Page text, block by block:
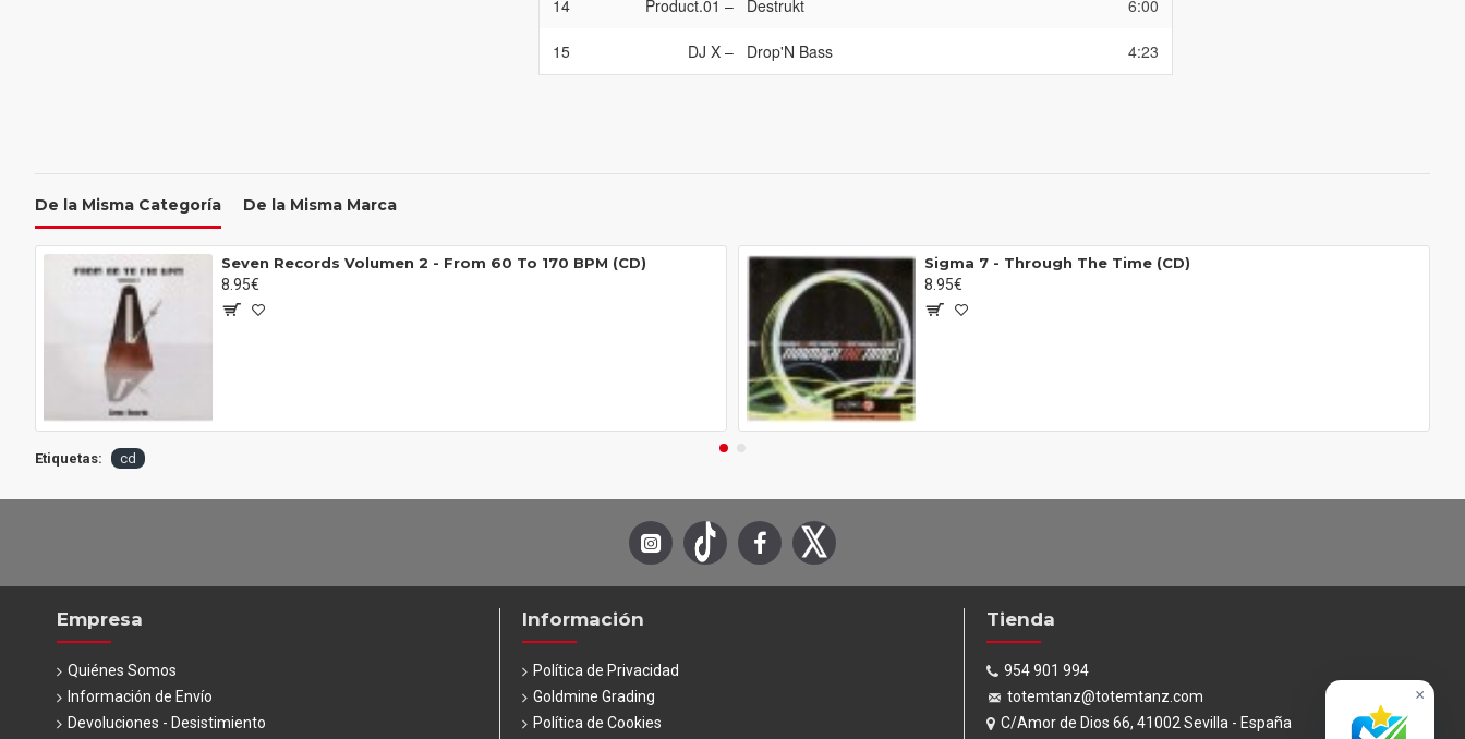
14 –
Product.01 Destrukt 6:00
15 –
DJ X Drop'N Bass 4:23
De la Misma Categoría De la Misma Marca
Seven Records Volumen 2 - From 60 To 170 BPM (CD)
8.95€
Sigma 7 - Through The Time (CD)
8.95€
Etiquetas: cd
Empresa
Quiénes Somos
Información de Envío
Devoluciones - Desistimiento
Información
Política de Privacidad
Goldmine Grading
Política de Cookies
Tienda
954 901 994
totemtanz@totemtanz.com
C/Amor de Dios 66, 41002 Sevilla - España
×